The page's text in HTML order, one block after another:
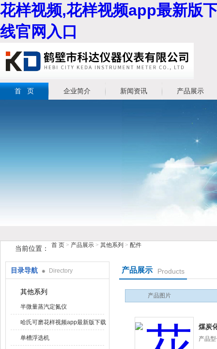
花样视频,花样视频app最新版
线官网入口
首 页 企业简介 新闻资讯 产品展示
当前位置： 首 页 > 产品展示 > 其他系列 > 配件
目录导航 Directory
其他系列
半微量蒸汽定氮仪
哈氏可磨花样视频app最新版下载
单槽浮选机
产品展示 Products
产品图片
煤炭
产品型